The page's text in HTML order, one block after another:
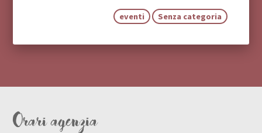
eventi Senza categoria
Orari agenzia